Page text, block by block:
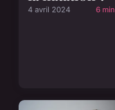
4 avril 2024 6 min